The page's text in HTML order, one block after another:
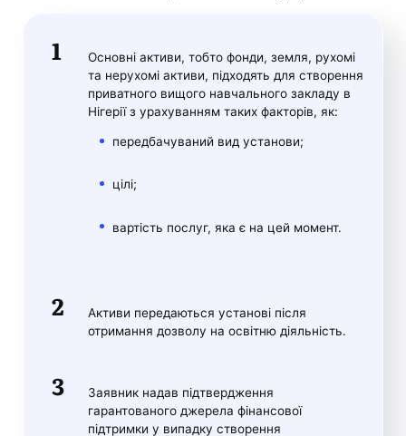
Основні активи, тобто фонди, земля, рухомі
та нерухомі активи, підходять для створення
приватного вищого навчального закладу в
Нігерії з урахуванням таких факторів, як:
передбачуваний вид установи;
цілі;
вартість послуг, яка є на цей момент.
Активи передаються установі після
отримання дозволу на освітню діяльність.
Заявник надав підтвердження
гарантованого джерела фінансової
підтримки у випадку створення